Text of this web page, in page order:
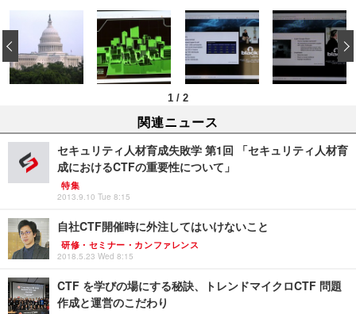
1 / 2
‹
関連ニュース
セキュリティ人材育成失敗学 第1回 「セキュリティ人材育
成におけるCTFの重要性について」
特集
2013.9.10 Tue 8:15
自社CTF開催時に外注してはいけないこと
研修・セミナー・カンファレンス
2018.5.23 Wed 8:15
CTF を学びの場にする秘訣、トレンドマイクロCTF 問題
作成と運営のこだわり